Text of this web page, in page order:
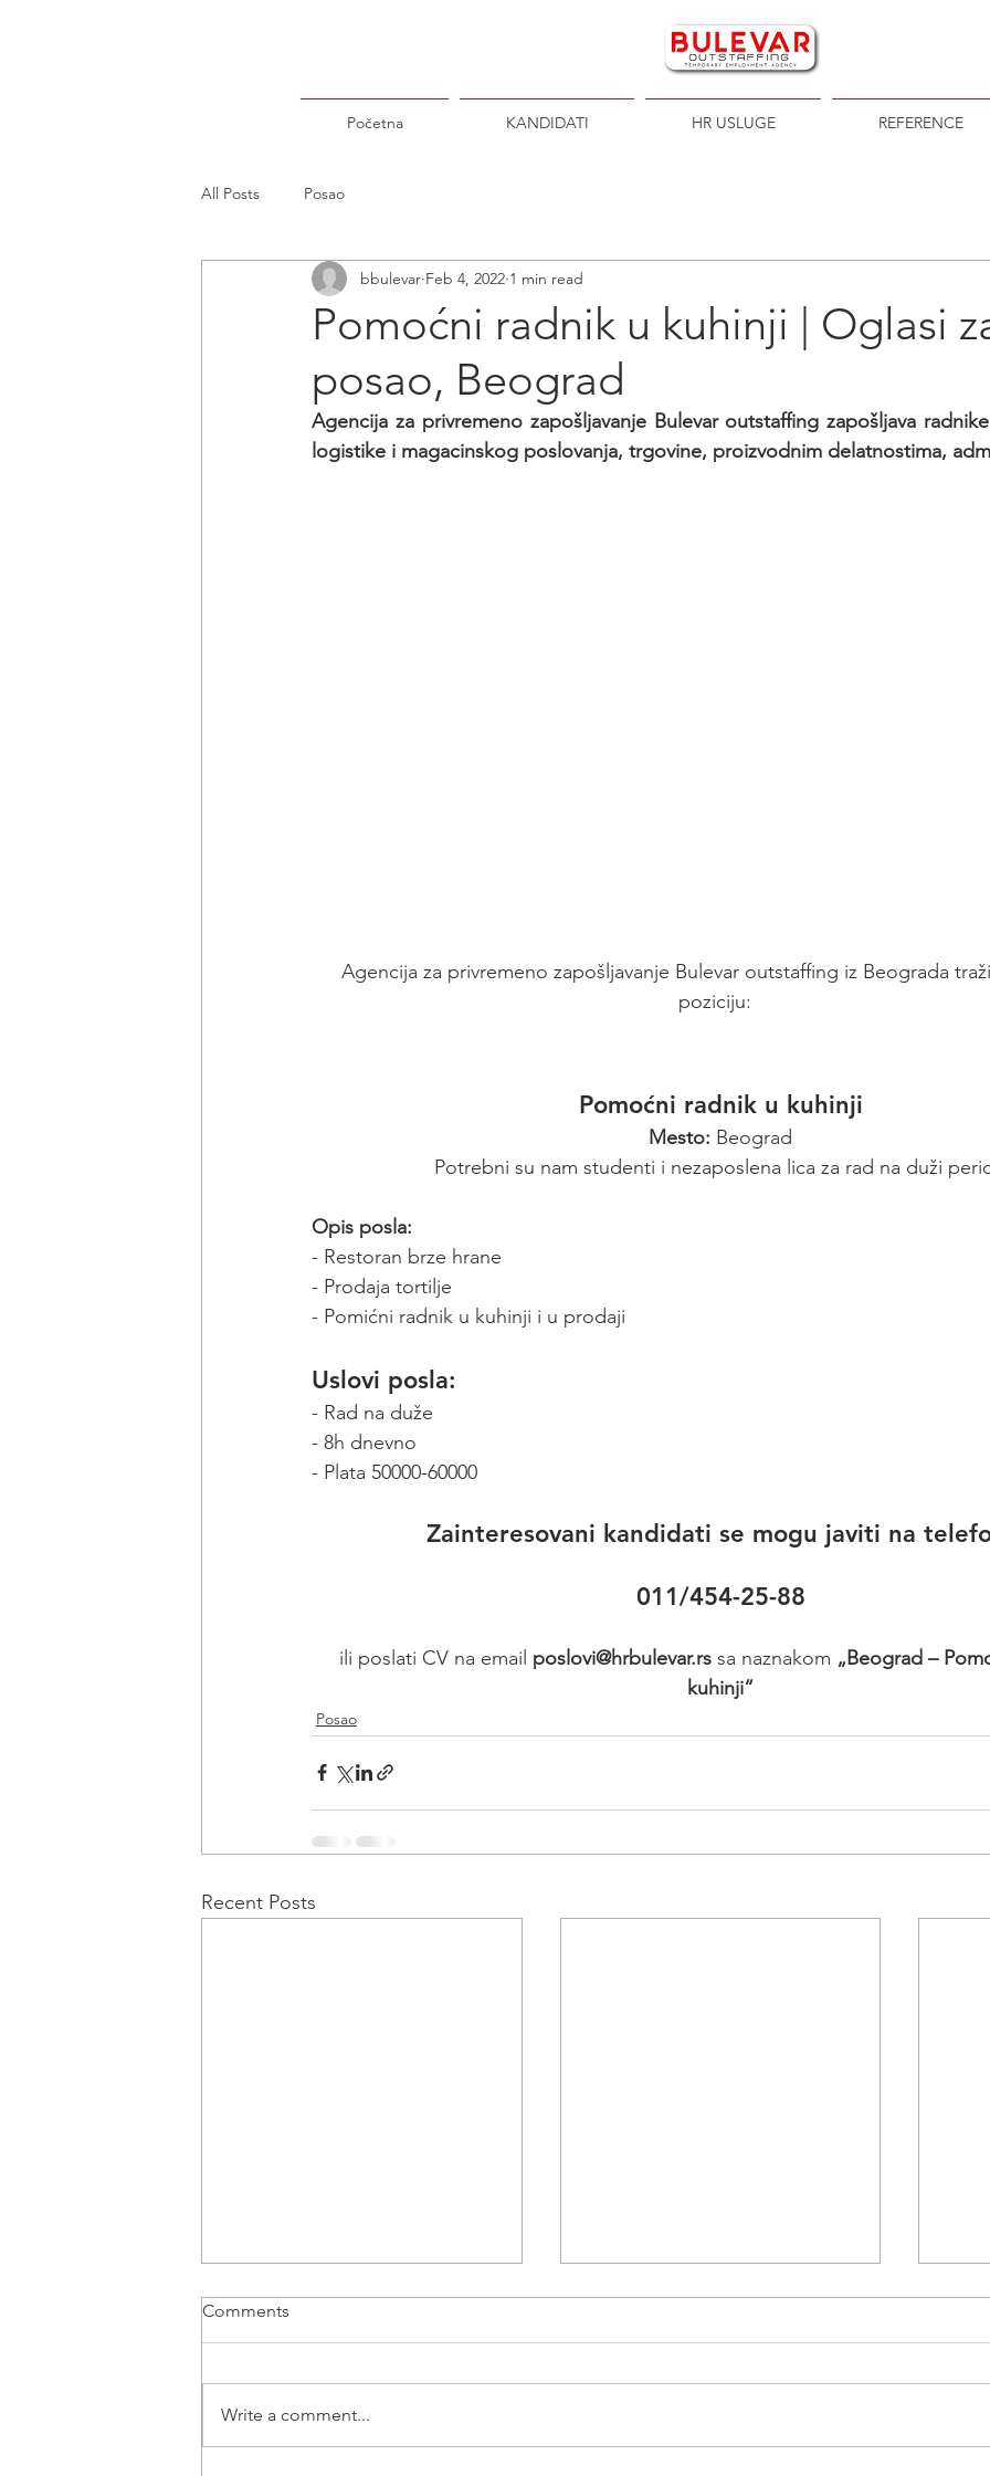
Početna KANDIDATI HR USLUGE REFERENCE
All Posts Posao
Pomoćni radnik u kuhinji | Oglasi
posao, Beograd
bbulevar Feb 4, 2022 1 min read
Agencija za privremeno zapošljavanje Bulevar outstaffing zapošljava
logistike i magacinskog poslovanja, trgovine, proizvodnim delatnostima,
Agencija za privremeno zapošljavanje Bulevar outstaffing iz Beograda
poziciju:
Pomoćni radnik u kuhinji
Mesto: Beograd
Potrebni su nam studenti i nezaposlena lica za rad na duži
Opis posla:
- Restoran brze hrane
- Prodaja tortilje
- Pomićni radnik u kuhinji i u prodaji
Uslovi posla:
- Rad na duže
- 8h dnevno
- Plata 50000-60000
Zainteresovani kandidati se mogu javiti na
011/454-25-88
ili poslati CV na email poslovi@hrbulevar.rs sa naznakom „Beograd –
kuhinji“
Posao
Recent Posts
Comments
Write a comment...